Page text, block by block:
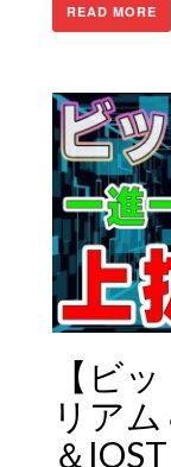
READ MORE
【ビ
リア
＆